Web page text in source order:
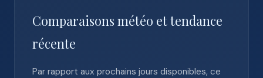
Comparaisons météo et tendance
récente
Par rapport aux prochains jours disponibles, ce